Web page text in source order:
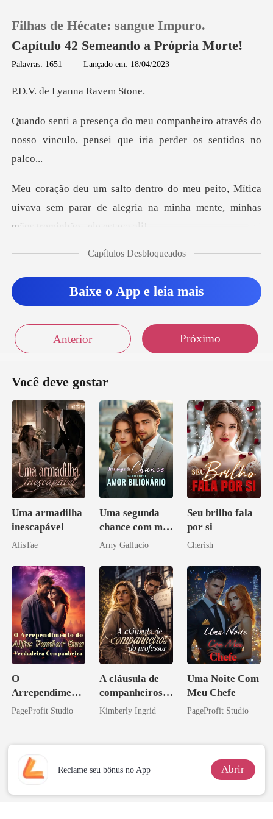
Loja
Histórico
Sair
Filhas de Hécate: sangue Impuro.
Capítulo 42 Semeando a Própria Morte!
Palavras: 1651 |Lançado em: 18/04/2023
Lyanna R
eiro através do
nosso vinculo, pensei
Mítica
uivava sem parar de alegria na minha
vo! Eu não o
imenso,
Capítulos Desbloqueados
Baixe o App e leia mais
Anterior Próximo
Você deve gostar
Uma armadilha
inescapável
AlisTae
Uma segunda
chance com meu
amor bilionário
Arny Gallucio
Seu brilho fala
por si
Cherish
O
Arrependiment
o do Alfa:
Companheira
PageProfit Studio
A cláusula de
companheiros
do professor
Kimberly Ingrid
Uma Noite Com
Meu Chefe
PageProfit Studio
Reclame seu bônus no App Abrir